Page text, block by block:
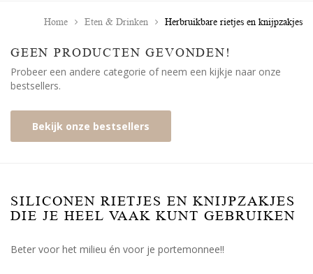
Home Eten & Drinken Herbruikbare rietjes en knijpzakjes
GEEN PRODUCTEN GEVONDEN!
Probeer een andere categorie of neem een kijkje naar onze
bestsellers.
Bekijk onze bestsellers
SILICONEN RIETJES EN KNIJPZAKJES
DIE JE HEEL VAAK KUNT GEBRUIKEN
Beter voor het milieu én voor je portemonnee!!